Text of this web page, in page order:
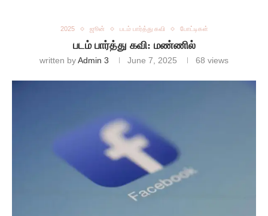
2025 ஜூன் படம் பார்த்து கவி போட்டிகள்
படம் பார்த்து கவி: மண்ணில்
written byAdmin 3 June 7, 2025 68 views